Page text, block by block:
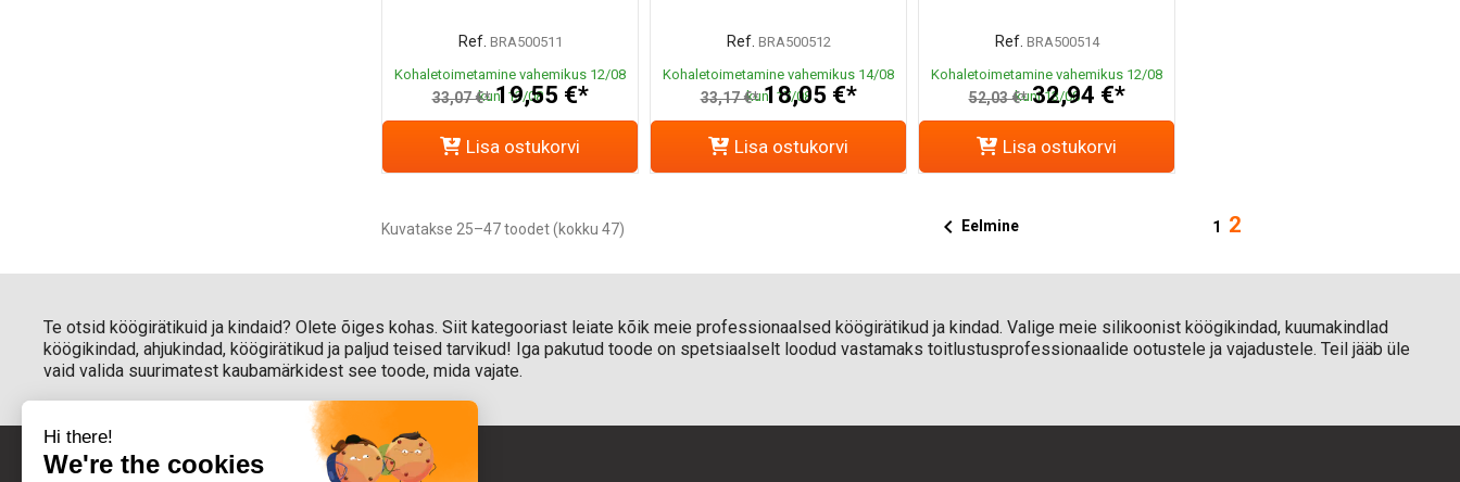
Ref. BRA500511
Kohaletoimetamine vahemikus 12/08
kuni 13/08
33,07 €* 19,55 €*
Lisa ostukorvi
Ref. BRA500512
Kohaletoimetamine vahemikus 14/08
kuni 17/08
33,17 €* 18,05 €*
Lisa ostukorvi
Ref. BRA500514
Kohaletoimetamine vahemikus 12/08
kuni 13/08
52,03 €* 32,94 €*
Lisa ostukorvi
Kuvatakse 25–47 toodet (kokku 47)  Eelmine 1 2
Te otsid köögirätikuid ja kindaid? Olete õiges kohas. Siit kategooriast leiate kõik meie professionaalsed köögirätikud ja kindad. Valige meie silikoonist köögikindad, kuumakindlad
köögikindad, ahjukindad, köögirätikud ja paljud teised tarvikud! Iga pakutud toode on spetsiaalselt loodud vastamaks toitlustusprofessionaalide ootustele ja vajadustele. Teil jääb üle
vaid valida suurimatest kaubamärkidest see toode, mida vajate.